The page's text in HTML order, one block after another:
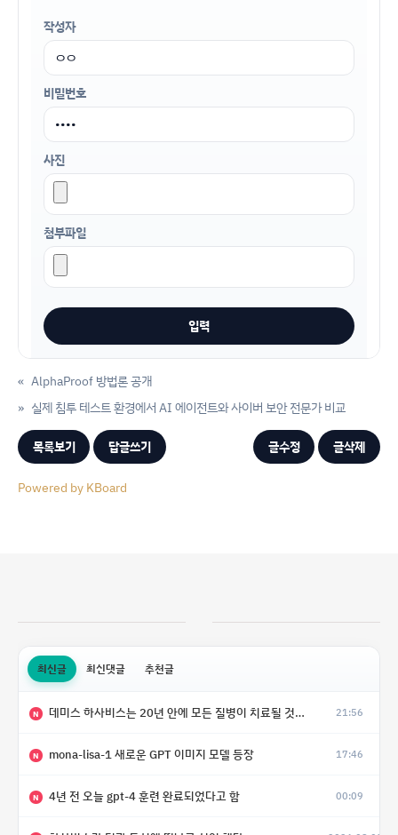
작성자
비밀번호
사진
첨부파일
« AlphaProof 방법론 공개
실제 침투 테스트 환경에서 AI 에이전트와 사이버 보안 전문가 비교
»
목록보기 답글쓰기 글수정 글삭제
Powered by KBoard
최신글 최신댓글 추천글
N 데미스 하사비스는 20년 안에 모든 질병이 치료될 것으로 예상한다. 21:56
N mona-lisa-1 새로운 GPT 이미지 모델 등장 17:46
N 4년 전 오늘 gpt-4 훈련 완료되었다고 함 00:09